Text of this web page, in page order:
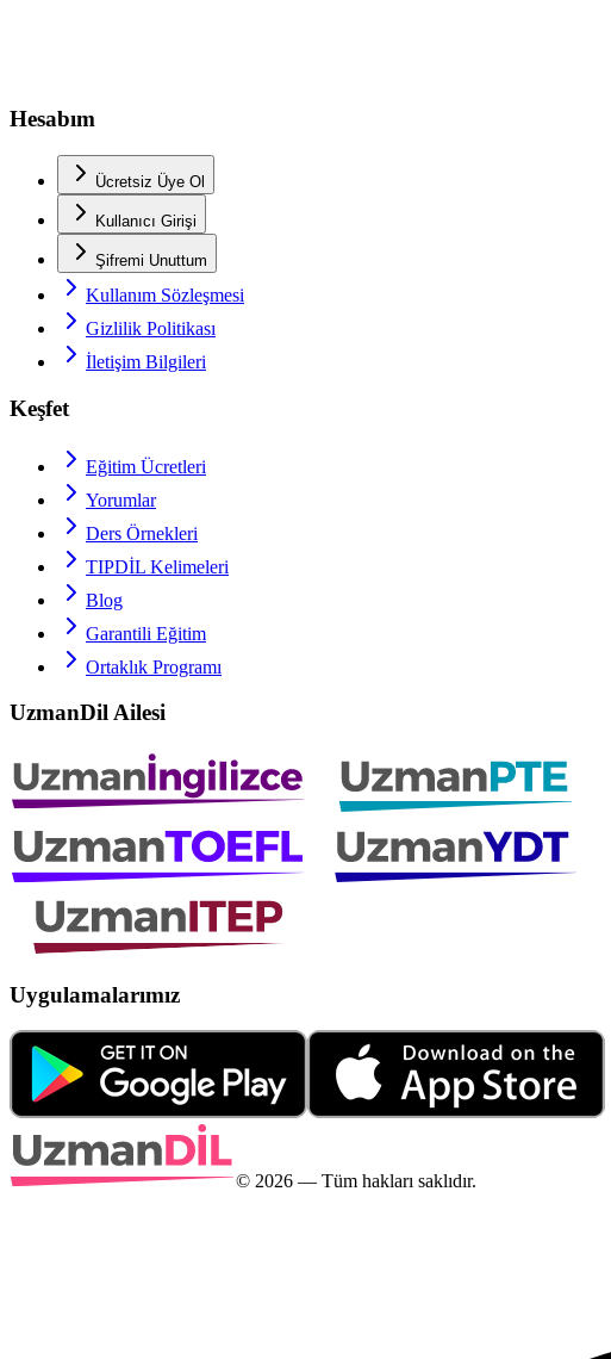
Hesabım
Ücretsiz Üye Ol
Kullanıcı Girişi
Şifremi Unuttum
Kullanım Sözleşmesi
Gizlilik Politikası
İletişim Bilgileri
Keşfet
Eğitim Ücretleri
Yorumlar
Ders Örnekleri
TIPDİL Kelimeleri
Blog
Garantili Eğitim
Ortaklık Programı
UzmanDil Ailesi
Uygulamalarımız
© 2026 — Tüm hakları saklıdır.